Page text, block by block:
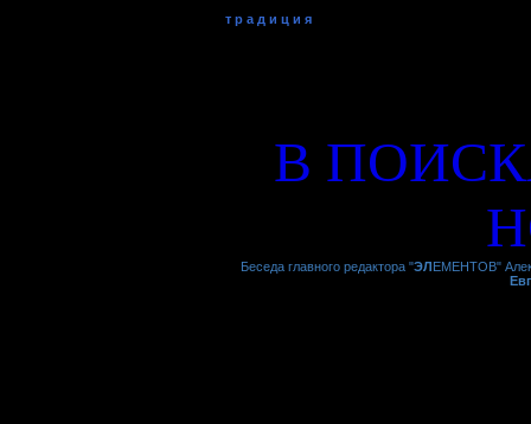
т р а д и ц и я
В
Беседа главного редактора "ЭЛЕМЕНТОВ"